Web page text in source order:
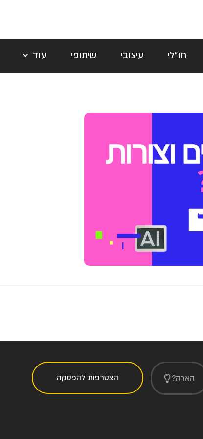
חו"לי עיצובי שיתופי
עוד
הארה? הצטרפות להפסקה